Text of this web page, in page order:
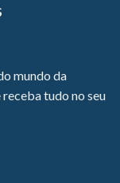
mundo da
tudo no seu